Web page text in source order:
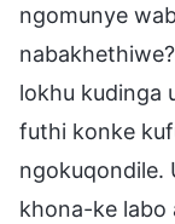
ngomunye
lokhu kudinga
futhi konke
ngokuqondile.
khona-ke labo